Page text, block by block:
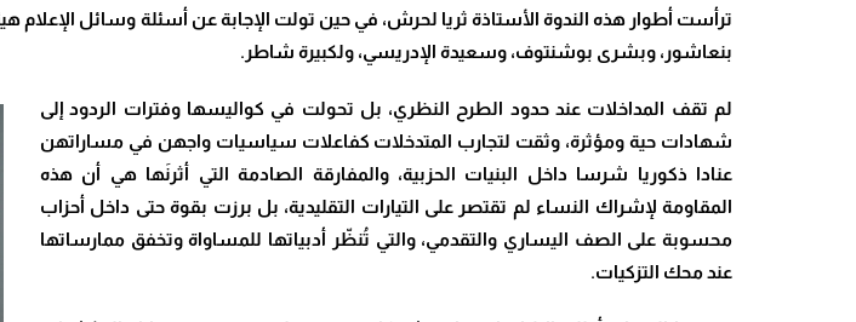
ترأست أطوار هذه الندوة الأستاذة ثريا لحرش، في حين تولت الإجابة عن أسئلة وسائل الإعلام
بنعاشور، وبشرى بوشنتوف، وسعيدة الإدريسي، ولكبيرة شاطر .
لم تقف المداخلات عند حدود الطرح النظري، بل تحولت في كواليسها وفترات الردود إلى
شهادات حية ومؤثرة، وثقت لتجارب المتدخلات كفاعلات سياسيات واجهن في مساراتهن
عنادا ذكوريا شرسا داخل البنيات الحزبية، والمفارقة الصادمة التي أثرنَها هي أن هذه
المقاومة لإشراك النساء لم تقتصر على التيارات التقليدية، بل برزت بقوة حتى داخل أحزاب
محسوبة على الصف اليساري والتقدمي، والتي تُنظّر أدبياتها للمساواة وتخفق ممارساتها
عند محك التزكيات.